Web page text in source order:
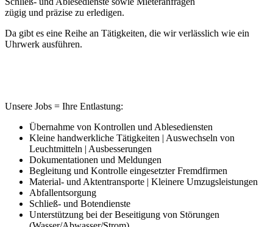
zügig und präzise zu erledigen.
Da gibt es eine Reihe an Tätigkeiten, die wir verlässlich wie ein
Uhrwerk ausführen.
Unsere Jobs = Ihre Entlastung:
Übernahme von Kontrollen und Ablesediensten
Kleine handwerkliche Tätigkeiten | Auswechseln von
Leuchtmitteln | Ausbesserungen
Dokumentationen und Meldungen
Begleitung und Kontrolle eingesetzter Fremdfirmen
Material- und Aktentransporte | Kleinere Umzugsleistungen
Abfallentsorgung
Schließ- und Botendienste
Unterstützung bei der Beseitigung von Störungen